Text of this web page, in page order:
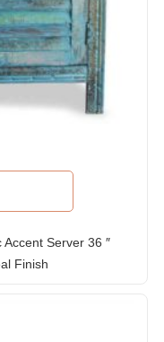
Server 36 ″
Finish